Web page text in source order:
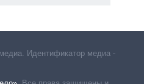
Идентификатор медиа –